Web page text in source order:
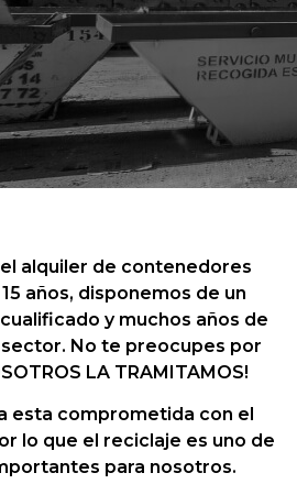
alquiler de contenedores
años, disponemos de un
y muchos años de
No te preocupes por
LA TRAMITAMOS!
esta comprometida con el
lo que el reciclaje es uno de
para nosotros.